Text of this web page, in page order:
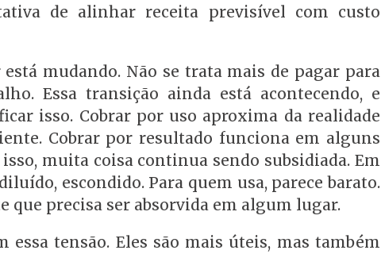
de alinhar receita previsível com custo
mudando. Não se trata mais de pagar para
Essa transição ainda está acontecendo, e
isso. Cobrar por uso aproxima da realidade
Cobrar por resultado funciona em alguns
muita coisa continua sendo subsidiada. Em
escondido. Para quem usa, parece barato.
que precisa ser absorvida em algum lugar.
essa tensão. Eles são mais úteis, mas também